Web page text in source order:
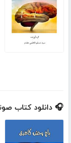
🎧 دانلود کتاب